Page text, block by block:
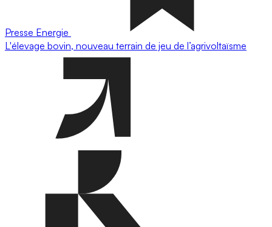
Presse Energie
L'élevage bovin, nouveau terrain de jeu de l’agrivoltaïsme